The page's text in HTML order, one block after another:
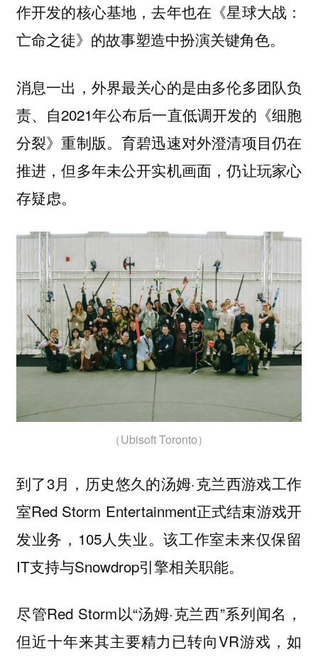
作开发的核心基地，去年也在《星球大战：
亡命之徒》的故事塑造中扮演关键角色。
消息一出，外界最关心的是由多伦多团队负
责、自2021年公布后一直低调开发的《细胞
分裂》重制版。育碧迅速对外澄清项目仍在
推进，但多年未公开实机画面，仍让玩家心
存疑虑。
（Ubisoft Toronto）
到了3月，历史悠久的汤姆·克兰西游戏工作
室Red Storm Entertainment正式结束游戏开
发业务，105人失业。该工作室未来仅保留
IT支持与Snowdrop引擎相关职能。
尽管Red Storm以“汤姆·克兰西”系列闻名，
但近十年来其主要精力已转向VR游戏，如